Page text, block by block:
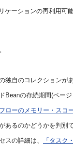
ケーションの再利用可
独自のコレクションが
Beanの存続期間(ペー
フローのメモリー・スコ
あるのかどうかを判別
スの詳細は、 「タスク